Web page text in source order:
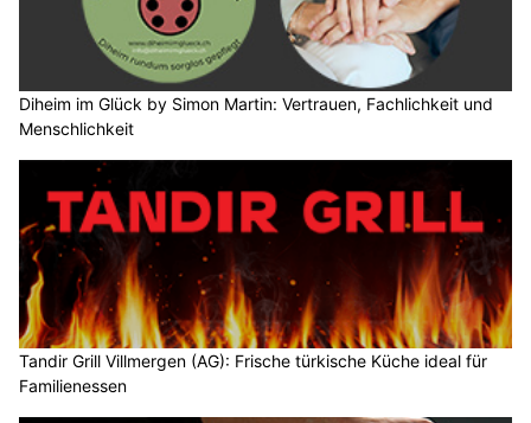
Diheim im Glück by Simon Martin: Vertrauen, Fachlichkeit und
Menschlichkeit
Tandir Grill Villmergen (AG): Frische türkische Küche ideal für
Familienessen